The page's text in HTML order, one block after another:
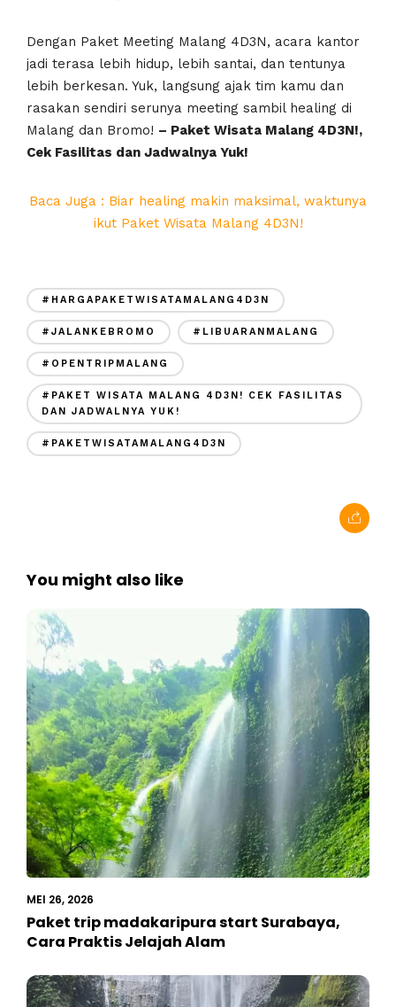
Dengan Paket Meeting Malang 4D3N, acara kantor
jadi terasa lebih hidup, lebih santai, dan tentunya
lebih berkesan. Yuk, langsung ajak tim kamu dan
rasakan sendiri serunya meeting sambil healing di
Malang dan Bromo! – Paket Wisata Malang 4D3N!,
Cek Fasilitas dan Jadwalnya Yuk!
Baca Juga : Biar healing makin maksimal, waktunya
ikut Paket Wisata Malang 4D3N!
#HARGAPAKETWISATAMALANG4D3N
#JALANKEBROMO #LIBUARANMALANG
#OPENTRIPMALANG
#PAKET WISATA MALANG 4D3N! CEK FASILITAS
DAN JADWALNYA YUK!
#PAKETWISATAMALANG4D3N
You might also like
MEI 26, 2026
Paket trip madakaripura start Surabaya,
Cara Praktis Jelajah Alam